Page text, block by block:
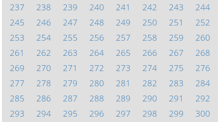
237
238 239 240 241 242 243
244
245
246 247 248 249 250 251
252
253
254 255 256 257 258 259
260
261
262 263 264 265 266 267
268
269
270 271 272 273 274 275
276
277
278 279 280 281 282 283
284
285
286 287 288 289 290 291
292
293
294 295 296 297 298 299
300